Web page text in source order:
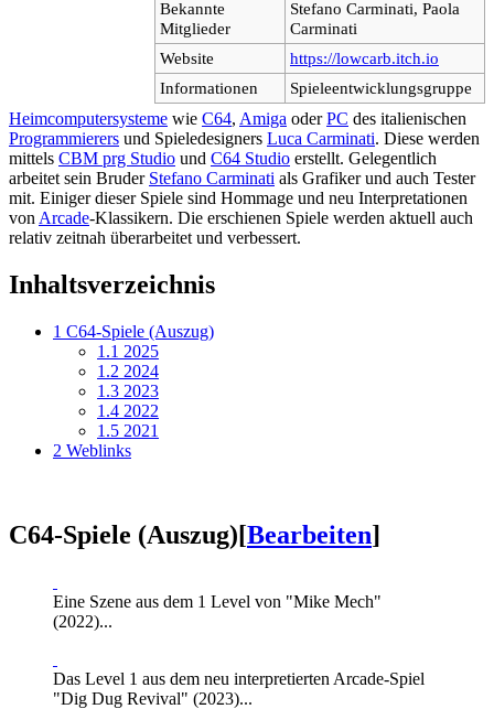
Bekannte
Mitglieder
Stefano Carminati, Paola
Carminati
Website
https://lowcarb.itch.io
Informationen
Spieleentwicklungsgruppe
Heimcomputersysteme wie C64, Amiga oderPC des italienischen
Programmierers und Spieledesigners Luca Carminati. Diese werden
mittels CBM prg Studio und C64 Studio erstellt. Gelegentlich
arbeitet sein Bruder Stefano Carminati als Grafiker und auch Tester
mit. Einiger dieser Spiele sind Hommage und neu Interpretationen
von Arcade-Klassikern. Die erschienen Spiele werden aktuell auch
relativ zeitnah überarbeitet und verbessert.
Inhaltsverzeichnis
1 C64-Spiele (Auszug)
1.1 2025
1.2 2024
1.3 2023
1.4 2022
1.5 2021
2 Weblinks
C64-Spiele (Auszug)[Bearbeiten]
Eine Szene aus dem 1 Level von "Mike Mech"
(2022)...
Das Level 1 aus dem neu interpretierten Arcade-Spiel
"Dig Dug Revival" (2023)...